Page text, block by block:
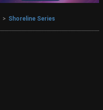
Shoreline Series